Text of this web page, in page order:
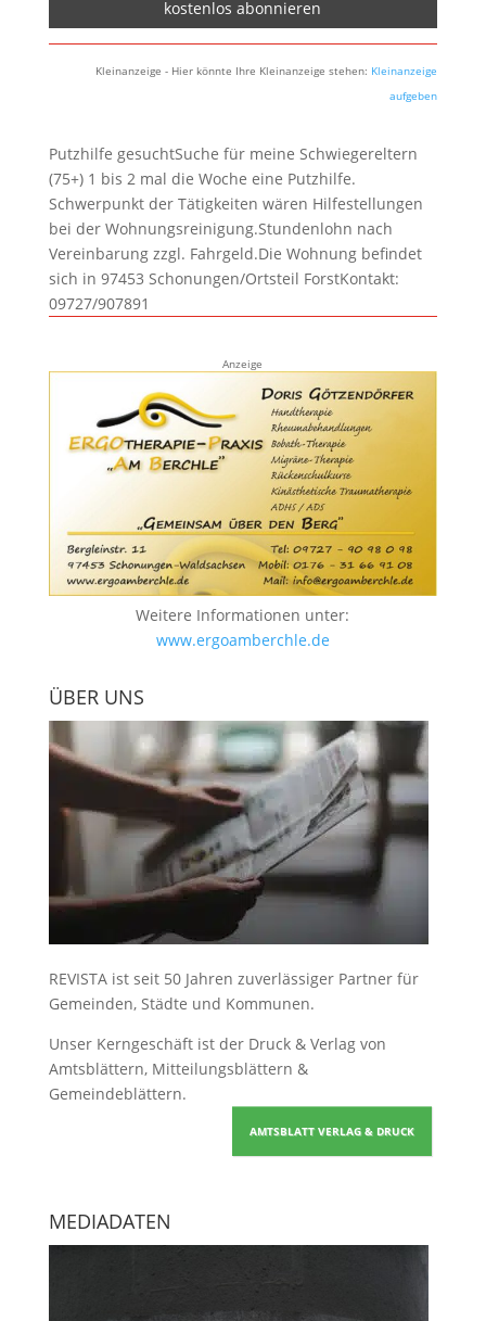
Kleinanzeige - Hier könnte Ihre Kleinanzeige stehen: Kleinanzeige
aufgeben
Putzhilfe gesuchtSuche für meine Schwiegereltern
(75+) 1 bis 2 mal die Woche eine Putzhilfe.
Schwerpunkt der Tätigkeiten wären Hilfestellungen
bei der Wohnungsreinigung.Stundenlohn nach
Vereinbarung zzgl. Fahrgeld.Die Wohnung befindet
sich in 97453 Schonungen/Ortsteil ForstKontakt:
09727/907891
Anzeige
Weitere Informationen unter:
www.ergoamberchle.de
ÜBER UNS
REVISTA ist seit 50 Jahren zuverlässiger Partner für
Gemeinden, Städte und Kommunen.
Unser Kerngeschäft ist der Druck & Verlag von
Amtsblättern, Mitteilungsblättern &
Gemeindeblättern.
AMTSBLATT VERLAG & DRUCK
MEDIADATEN